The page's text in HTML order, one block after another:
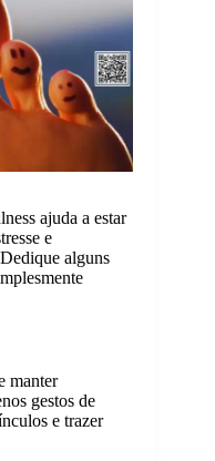
ajuda a estar
e
alguns
manter
gestos de
e trazer